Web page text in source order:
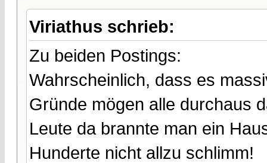
Viriathus schrieb:
Zu beiden Postings:
Wahrscheinlich, dass es
Gründe mögen alle durchaus
Leute da brannte man ein
Hunderte nicht allzu schlimm!